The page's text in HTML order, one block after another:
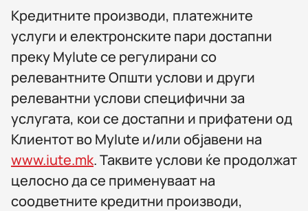
Кредитните производи, платежните
услуги и електронските пари достапни
преку MyIute се регулирани со
релевантните Општи услови и други
релевантни услови специфични за
услугата, кои се достапни и прифатени од
Клиентот во MyIute и/или објавени на
www.iute.mk. Таквите услови ќе продолжат
целосно да се применуваат на
соодветните кредитни производи,